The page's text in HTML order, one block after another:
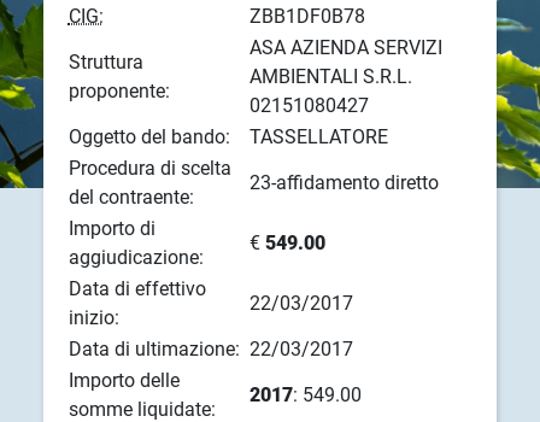
CIG:
ZBB1DF0B78
Struttura
proponente:
ASA AZIENDA SERVIZI
AMBIENTALI S.R.L.
02151080427
Oggetto del bando:
TASSELLATORE
Procedura di scelta
del contraente:
23-affidamento diretto
Importo di
aggiudicazione:
€ 549.00
Data di effettivo
inizio:
22/03/2017
Data di ultimazione: 22/03/2017
Importo delle
somme liquidate:
2017: 549.00